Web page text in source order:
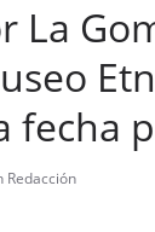
La
fecha
Redacción